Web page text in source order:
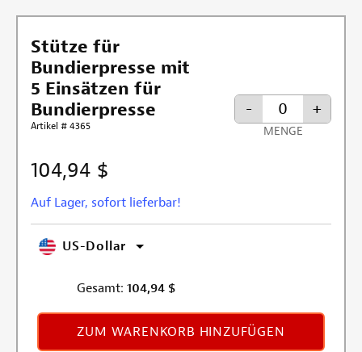
Stütze für
Bundierpresse mit
5 Einsätzen für
Bundierpresse
Artikel # 4365
104,94 $
Auf Lager, sofort lieferbar!
- +
MENGE
US-Dollar
Gesamt: 104,94 $
ZUM WARENKORB HINZUFÜGEN